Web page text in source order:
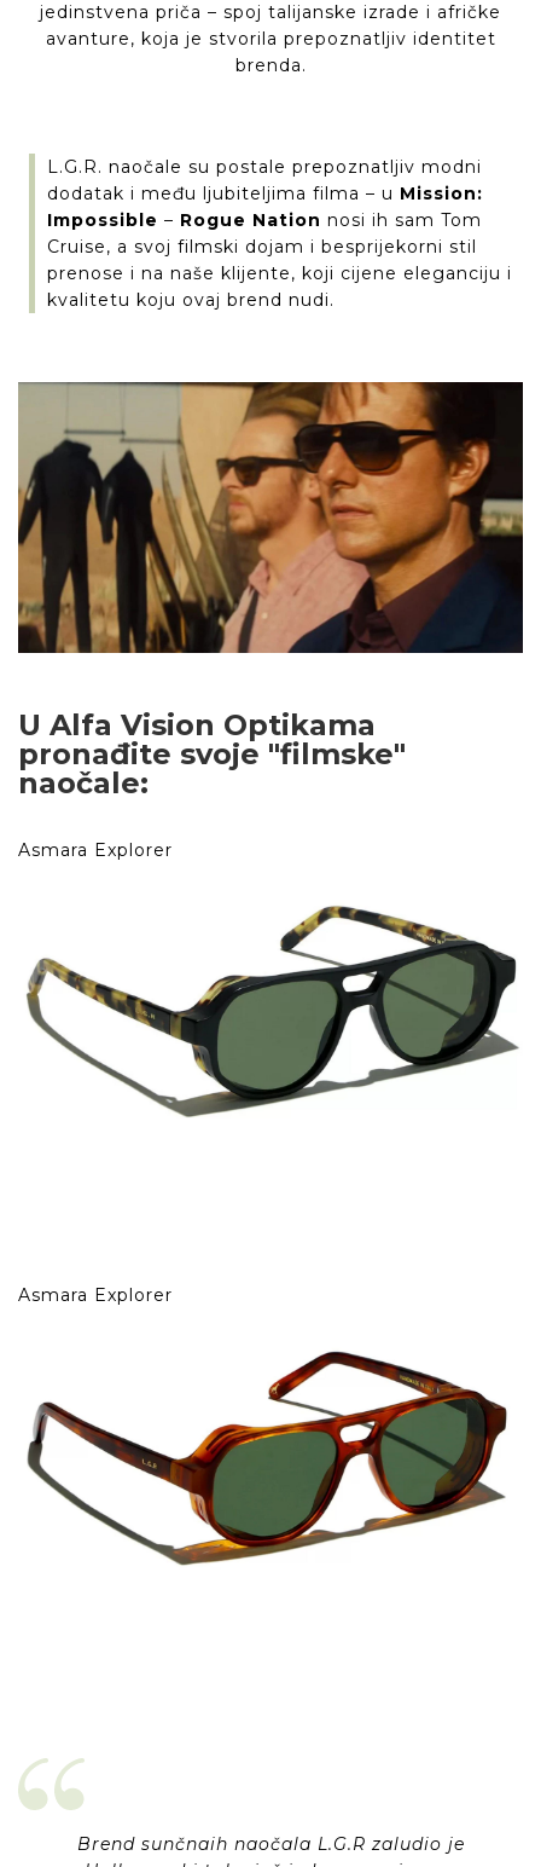
jedinstvena priča – spoj talijanske izrade i afričke
avanture, koja je stvorila prepoznatljiv identitet
brenda.
L.G.R. naočale su postale prepoznatljiv modni
dodatak i među ljubiteljima filma – u Mission:
Impossible – Rogue Nation nosi ih sam Tom
Cruise, a svoj filmski dojam i besprijekorni stil
prenose i na naše klijente, koji cijene eleganciju i
kvalitetu koju ovaj brend nudi.
U Alfa Vision Optikama
pronađite svoje "filmske"
naočale:
Asmara Explorer
Asmara Explorer
Brend sunčnaih naočala L.G.R zaludio je